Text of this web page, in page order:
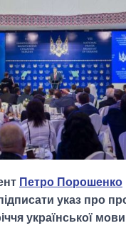
Петро Порошенко
указ про
української